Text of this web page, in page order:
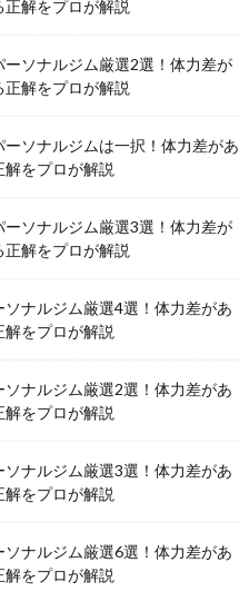
解をプロが解説
ソナルジム厳選2選！体力差が
解をプロが解説
ソナルジムは一択！体力差があ
解をプロが解説
ソナルジム厳選3選！体力差が
解をプロが解説
ナルジム厳選4選！体力差があ
解をプロが解説
ナルジム厳選2選！体力差があ
解をプロが解説
ソナルジム厳選3選！体力差があ
解をプロが解説
ナルジム厳選6選！体力差があ
解をプロが解説